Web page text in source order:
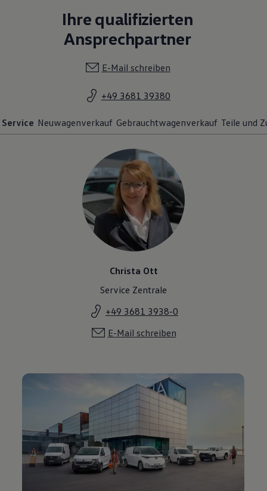
Ihre qualifizierten
Ansprechpartner
E-Mail schreiben
+49 3681 39380
Service Neuwagenverkauf Gebrauchtwagenverkauf Teile und
Christa Ott
Service Zentrale
+49 3681 3938-0
E-Mail schreiben